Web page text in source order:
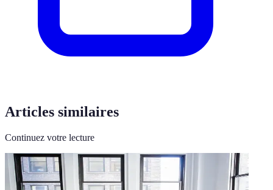
Articles similaires
Continuez votre lecture